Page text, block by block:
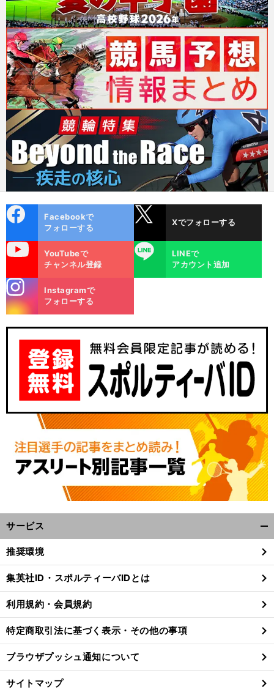
ok
Facebookで
フォローする
Xでフォローする
YouTubeで
チャンネル登録
LINE
LINEで
アカウント追加
m
Instagramで
フォローする
サービス
閉
る
推奨環境
集英社ID・スポルティーバIDとは
利用規約・会員規約
特定商取引法に基づく表示・その他の事項
ブラウザプッシュ通知について
サイトマップ